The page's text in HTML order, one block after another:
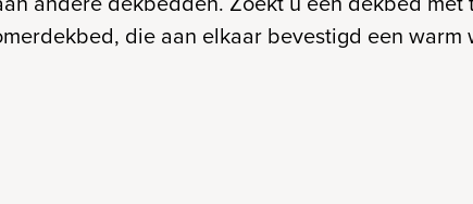
die aan elkaar bevestigd een